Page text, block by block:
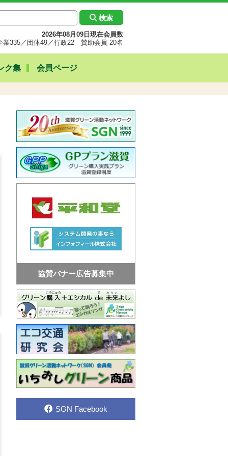
ク集 会員ページ
検索
2026年08月09日現在会員数
業335／団体49／行政22 賛助会員 20名
協賛バナー広告募集中
SGN Facebook